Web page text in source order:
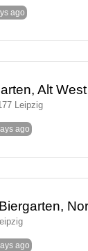
ago
Alt West
Leipzig
ago
ago